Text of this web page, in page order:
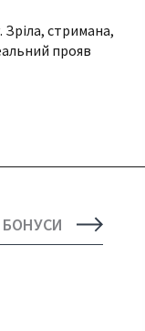
Зріла, стримана,
прояв
БОНУСИ